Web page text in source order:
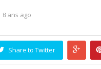
8 ans ago
Share to Twitter